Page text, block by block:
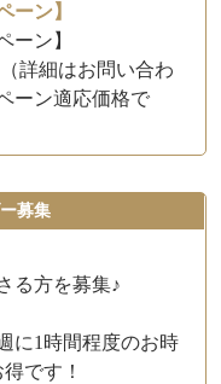
ーン】
ーン】
詳細はお問い合わ
ーン適応価格で
募集
る方を募集♪
に1時間程度のお時
です！